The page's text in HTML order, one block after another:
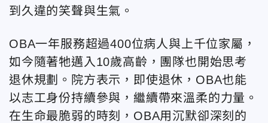
到久違的笑聲與生氣。
OBA一年服務超過400位病人與上千位家屬，
如今隨著牠邁入10歲高齡，團隊也開始思考
退休規劃。院方表示，即使退休，OBA也能
以志工身份持續參與，繼續帶來溫柔的力量。
在生命最脆弱的時刻，OBA用沉默卻深刻的